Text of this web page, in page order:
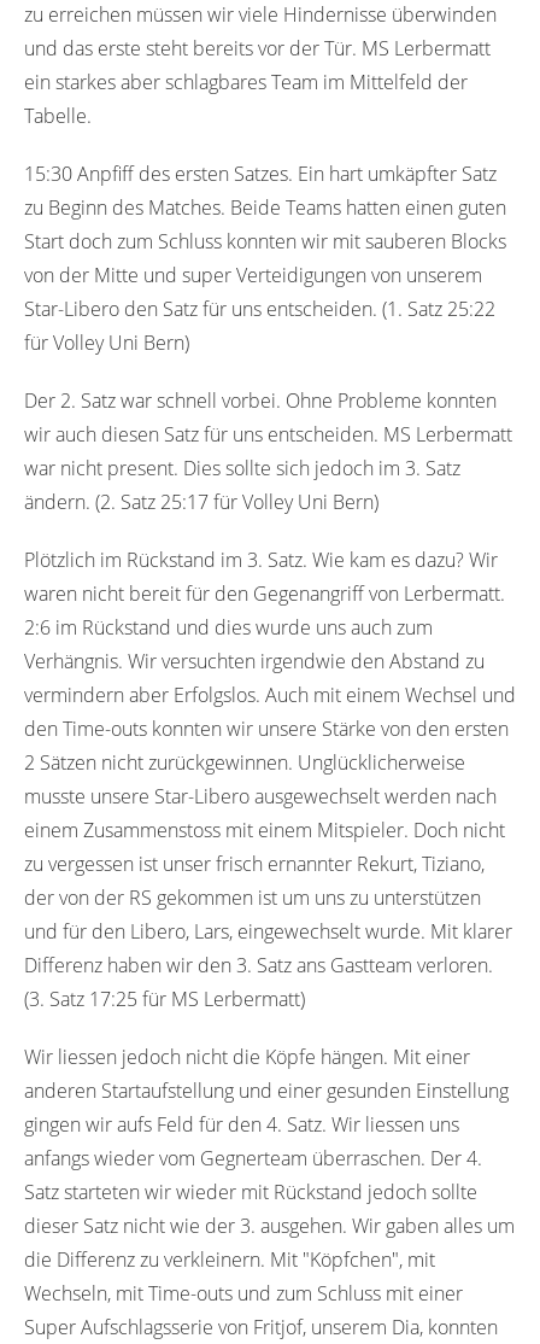
zu erreichen müssen wir viele Hindernisse überwinden
und das erste steht bereits vor der Tür. MS Lerbermatt
ein starkes aber schlagbares Team im Mittelfeld der
Tabelle.
15:30 Anpfiff des ersten Satzes. Ein hart umkäpfter Satz
zu Beginn des Matches. Beide Teams hatten einen guten
Start doch zum Schluss konnten wir mit sauberen Blocks
von der Mitte und super Verteidigungen von unserem
Star-Libero den Satz für uns entscheiden. (1. Satz 25:22
für Volley Uni Bern)
Der 2. Satz war schnell vorbei. Ohne Probleme konnten
wir auch diesen Satz für uns entscheiden. MS Lerbermatt
war nicht present. Dies sollte sich jedoch im 3. Satz
ändern. (2. Satz 25:17 für Volley Uni Bern)
Plötzlich im Rückstand im 3. Satz. Wie kam es dazu? Wir
waren nicht bereit für den Gegenangriff von Lerbermatt.
2:6 im Rückstand und dies wurde uns auch zum
Verhängnis. Wir versuchten irgendwie den Abstand zu
vermindern aber Erfolgslos. Auch mit einem Wechsel und
den Time-outs konnten wir unsere Stärke von den ersten
2 Sätzen nicht zurückgewinnen. Unglücklicherweise
musste unsere Star-Libero ausgewechselt werden nach
einem Zusammenstoss mit einem Mitspieler. Doch nicht
zu vergessen ist unser frisch ernannter Rekurt, Tiziano,
der von der RS gekommen ist um uns zu unterstützen
und für den Libero, Lars, eingewechselt wurde. Mit klarer
Differenz haben wir den 3. Satz ans Gastteam verloren.
(3. Satz 17:25 für MS Lerbermatt)
Wir liessen jedoch nicht die Köpfe hängen. Mit einer
anderen Startaufstellung und einer gesunden Einstellung
gingen wir aufs Feld für den 4. Satz. Wir liessen uns
anfangs wieder vom Gegnerteam überraschen. Der 4.
Satz starteten wir wieder mit Rückstand jedoch sollte
dieser Satz nicht wie der 3. ausgehen. Wir gaben alles um
die Differenz zu verkleinern. Mit "Köpfchen", mit
Wechseln, mit Time-outs und zum Schluss mit einer
Super Aufschlagsserie von Fritjof, unserem Dia, konnten